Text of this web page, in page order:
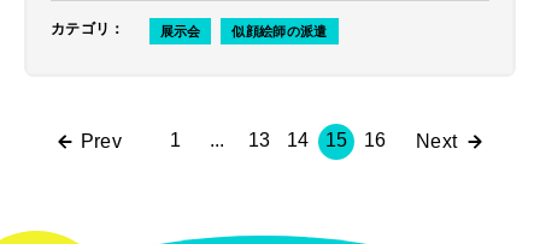
カテゴリ ： 展示会 似顔絵師の派遣
Prev 1 ... 13 14 15 16 Next